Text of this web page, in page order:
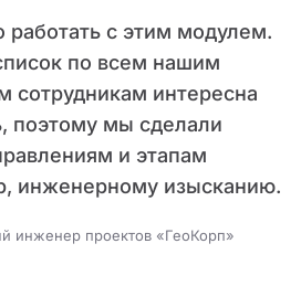
работать с этим модулем.
по всем нашим
сотрудникам интересна
поэтому мы сделали
и этапам
инженерному изысканию.
инженер проектов «ГеоКорп»